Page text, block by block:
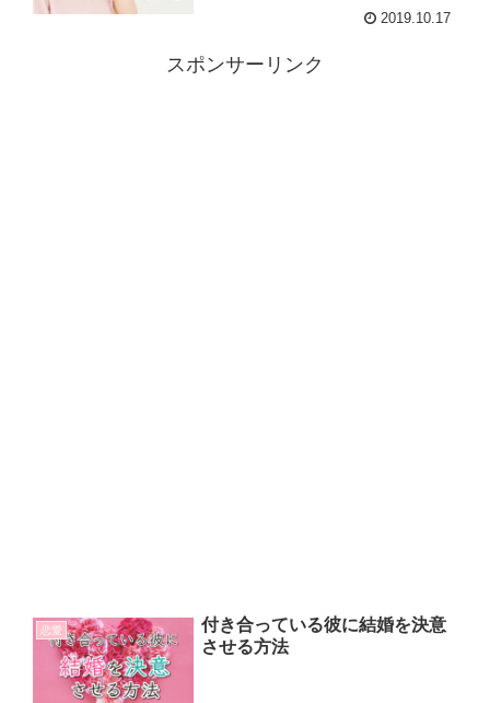
2019.10.17
スポンサーリンク
恋愛
付き合っている彼に結婚を決意
させる方法